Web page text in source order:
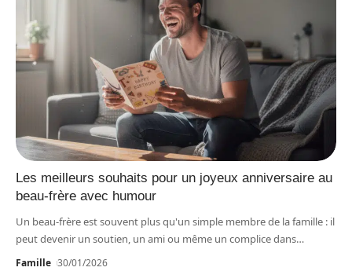
Les meilleurs souhaits pour un joyeux anniversaire au
beau-frère avec humour
Un beau-frère est souvent plus qu'un simple membre de la famille : il
peut devenir un soutien, un ami ou même un complice dans…
Famille 30/01/2026